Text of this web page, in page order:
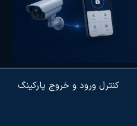
کنترل ورود و خروج پارکینگ